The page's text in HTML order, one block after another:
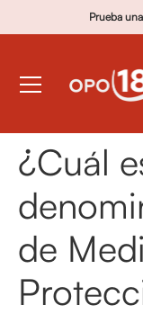
Prueba
¿Cuál
de